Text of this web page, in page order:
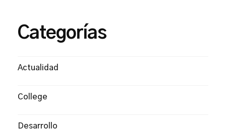
Categorías
Actualidad
College
Desarrollo